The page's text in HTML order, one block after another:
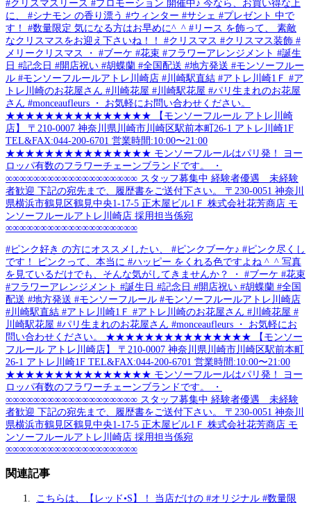
#クリスマスリース #プロモーション 開催中♪ 今なら、お買い得な上
に、 #シナモン の香り漂う #ウィンター #サシェ #プレゼント 中で
す！ #数量限定 気になる方はお早めに^_^ #リース を飾って、 素敵
なクリスマスをお迎え下さいね！！ #クリスマス #クリスマス装飾 #
メリークリスマス ・ #ブーケ #花束 #フラワーアレンジメント #誕生
日 #記念日 #開店祝い #胡蝶蘭 #全国配送 #地方発送 #モンソーフルー
ル #モンソーフルールアトレ川崎店 #川崎駅直結 #アトレ川崎1Ｆ #ア
トレ川崎のお花屋さん #川崎花屋 #川崎駅花屋 #パリ生まれのお花屋
さん #monceaufleurs ・ お気軽にお問い合わせください。
★★★★★★★★★★★★★★★ 【モンソーフルール アトレ川崎
店】 〒210-0007 神奈川県川崎市川崎区駅前本町26-1 アトレ川崎1F
TEL&FAX:044-200-6701 営業時間:10:00〜21:00
★★★★★★★★★★★★★★★ モンソーフルールはパリ発！ ヨー
ロッパ有数のフラワーチェーンブランドです。 ・
∞∞∞∞∞∞∞∞∞∞∞∞∞∞∞∞∞∞∞ スタッフ募集中 経験者優遇 未経験
者歓迎 下記の宛先まで、履歴書をご送付下さい。 〒230-0051 神奈川
県横浜市鶴見区鶴見中央1-17-5 正木屋ビル1Ｆ 株式会社花芳商店 モ
ンソーフルールアトレ川崎店 採用担当係宛
∞∞∞∞∞∞∞∞∞∞∞∞∞∞∞∞∞∞∞
#ピンク好き の方にオススメしたい、 #ピンクブーケ♪ #ピンク尽くし
です！ ピンクって、本当に #ハッピー をくれる色ですよね ^_^ 写真
を見ているだけでも、そんな気がしてきませんか？ ・ #ブーケ #花束
#フラワーアレンジメント #誕生日 #記念日 #開店祝い #胡蝶蘭 #全国
配送 #地方発送 #モンソーフルール #モンソーフルールアトレ川崎店
#川崎駅直結 #アトレ川崎1Ｆ #アトレ川崎のお花屋さん #川崎花屋 #
川崎駅花屋 #パリ生まれのお花屋さん #monceaufleurs ・ お気軽にお
問い合わせください。 ★★★★★★★★★★★★★★★ 【モンソー
フルール アトレ川崎店】 〒210-0007 神奈川県川崎市川崎区駅前本町
26-1 アトレ川崎1F TEL&FAX:044-200-6701 営業時間:10:00〜21:00
★★★★★★★★★★★★★★★ モンソーフルールはパリ発！ ヨー
ロッパ有数のフラワーチェーンブランドです。 ・
∞∞∞∞∞∞∞∞∞∞∞∞∞∞∞∞∞∞∞ スタッフ募集中 経験者優遇 未経験
者歓迎 下記の宛先まで、履歴書をご送付下さい。 〒230-0051 神奈川
県横浜市鶴見区鶴見中央1-17-5 正木屋ビル1Ｆ 株式会社花芳商店 モ
ンソーフルールアトレ川崎店 採用担当係宛
∞∞∞∞∞∞∞∞∞∞∞∞∞∞∞∞∞∞∞
関連記事
こちらは、【レッド•S】！ 当店だけの #オリジナル #数量限